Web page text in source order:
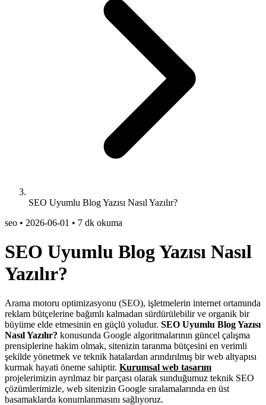
SEO Uyumlu Blog Yazısı Nasıl Yazılır?
seo • 2026-06-01 • 7 dk okuma
SEO Uyumlu Blog Yazısı Nasıl
Yazılır?
Arama motoru optimizasyonu (SEO), işletmelerin internet ortamında
reklam bütçelerine bağımlı kalmadan sürdürülebilir ve organik bir
büyüme elde etmesinin en güçlü yoludur. SEO Uyumlu Blog Yazısı
Nasıl Yazılır? konusunda Google algoritmalarının güncel çalışma
prensiplerine hakim olmak, sitenizin taranma bütçesini en verimli
şekilde yönetmek ve teknik hatalardan arındırılmış bir web altyapısı
kurmak hayati öneme sahiptir. Kurumsal web tasarım
projelerimizin ayrılmaz bir parçası olarak sunduğumuz teknik SEO
çözümlerimizle, web sitenizin Google sıralamalarında en üst
basamaklarda konumlanmasını sağlıyoruz.